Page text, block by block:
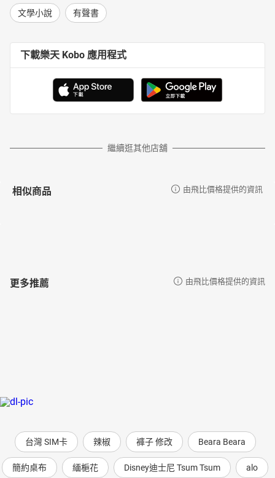
文學小說 有聲書
下載樂天 Kobo 應用程式
繼續逛其他店舖
相似商品 由飛比價格提供的資訊
更多推薦 由飛比價格提供的資訊
台灣 SIM卡 辣椒 褲子 修改 Beara Beara
簡約桌布 緬梔花 Disney迪士尼 Tsum Tsum alo